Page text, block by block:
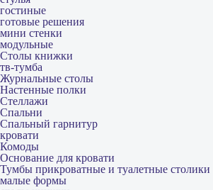
гостиные
готовые решения
мини стенки
модульные
Столы книжки
тв-тумба
Журнальные столы
Настенные полки
Стеллажи
Спальни
Спальный гарнитур
кровати
Комоды
Основание для кровати
Тумбы прикроватные и туалетные столики
малые формы